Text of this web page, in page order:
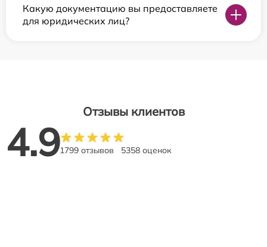
Какую документацию вы предоставляете
для юридических лиц?
Отзывы клиентов
4.91799 отзывов 5358 оценок